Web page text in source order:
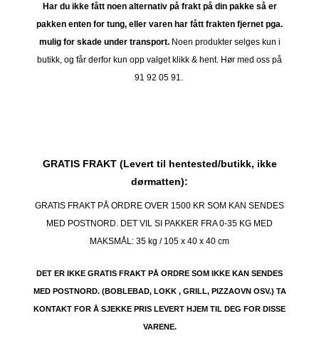
Har du ikke fått noen alternativ på frakt på din pakke så er
pakken enten for tung, eller varen har fått frakten fjernet pga.
mulig for skade under transport.Noen produkter selges kun i
butikk, og får derfor kun opp valget klikk & hent. Hør med oss på
91 92 05 91.
GRATIS FRAKT (Levert til hentested/butikk, ikke
dørmatten):
GRATIS FRAKT PÅ ORDRE OVER 1500 KR SOM KAN SENDES
MED POSTNORD. DET VIL SI PAKKER FRA 0-35 KG MED
MAKSMÅL: 35 kg / 105 x 40 x 40 cm
DET ER IKKE GRATIS FRAKT PÅ ORDRE SOM IKKE KAN SENDES
MED POSTNORD. (BOBLEBAD, LOKK , GRILL, PIZZAOVN OSV.) TA
KONTAKT FOR Å SJEKKE PRIS LEVERT HJEM TIL DEG FOR DISSE
VARENE.